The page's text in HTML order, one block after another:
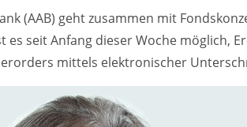
(AAB) geht zusammen mit
es seit Anfang dieser Woche möglich,
mittels elektronischer